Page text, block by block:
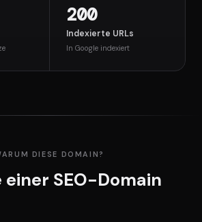
200
Indexierte URLs
In Google indexiert
DIESE DOMAIN?
SEO-Domain